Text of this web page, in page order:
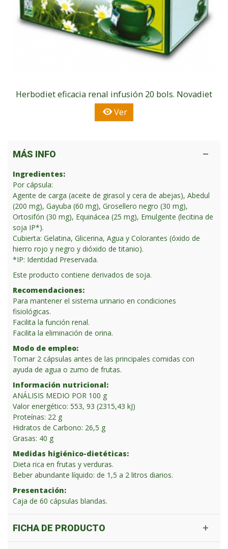
Herbodiet eficacia renal infusión 20 bols. Novadiet
Ver
MÁS INFO
Ingredientes:
Por cápsula:
Agente de carga (aceite de girasol y cera de abejas), Abedul
(200 mg), Gayuba (60 mg), Grosellero negro (30 mg),
Ortosifón (30 mg), Equinácea (25 mg), Emulgente (lecitina de
soja IP*).
Cubierta: Gelatina, Glicerina, Agua y Colorantes (óxido de
hierro rojo y negro y dióxido de titanio).
*IP: Identidad Preservada.
Este producto contiene derivados de soja.
Recomendaciones:
Para mantener el sistema urinario en condiciones
fisiológicas.
Facilita la función renal.
Facilita la eliminación de orina.
Modo de empleo:
Tomar 2 cápsulas antes de las principales comidas con
ayuda de agua o zumo de frutas.
Información nutricional:
ANÁLISIS MEDIO POR 100 g
Valor energético: 553, 93 (2315,43 kJ)
Proteínas: 22 g
Hidratos de Carbono: 26,5 g
Grasas: 40 g
Medidas higiénico-dietéticas:
Dieta rica en frutas y verduras.
Beber abundante líquido: de 1,5 a 2 litros diarios.
Presentación:
Caja de 60 cápsulas blandas.
FICHA DE PRODUCTO